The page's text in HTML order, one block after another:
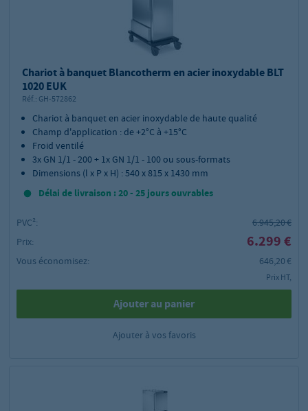
Chariot à banquet Blancotherm en acier inoxydable BLT
1020 EUK
Réf.: GH-572862
Chariot à banquet en acier inoxydable de haute qualité
Champ d'application : de +2°C à +15°C
Froid ventilé
3x GN 1/1 - 200 + 1x GN 1/1 - 100 ou sous-formats
Dimensions (l x P x H) : 540 x 815 x 1430 mm
Délai de livraison : 20 - 25 jours ouvrables
PVC²:
6.945,20 €
Prix:
6.299 €
Vous économisez: 646,20 €
Prix HT,
Ajouter au panier
Ajouter à vos favoris